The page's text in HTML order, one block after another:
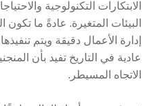
الابتكارات التكنولوجية
البيئات المتغيرة. عادةً ما
إدارة الأعمال دقيقة ويتم
عادية في التاريخ تفيد بأن
الاتجاه المسيطر.